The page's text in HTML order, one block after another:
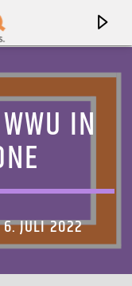
IN
JULI 2022